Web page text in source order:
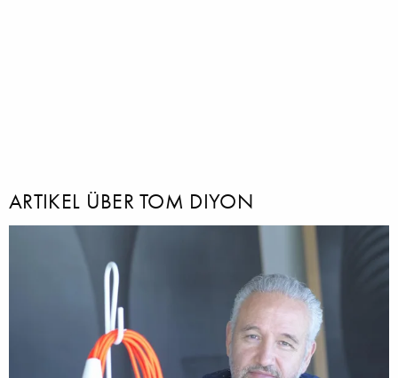
ARTIKEL ÜBER TOM DIYON